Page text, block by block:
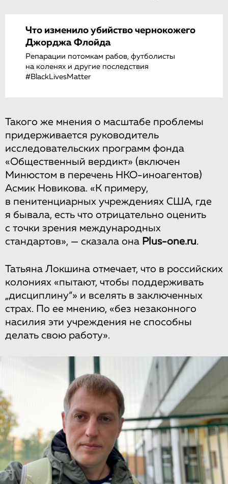
Что изменило убийство чернокожего
Джорджа Флойда
Репарации потомкам рабов, футболисты
на коленях и другие последствия
#BlackLivesMatter
Такого же мнения о масштабе проблемы
придерживается руководитель
исследовательских программ фонда
«Общественный вердикт» (включен
Минюстом в перечень НКО-иноагентов)
Асмик Новикова. «К примеру,
в пенитенциарных учреждениях США, где
я бывала, есть что отрицательно оценить
с точки зрения международных
стандартов», — сказала она Plus-one.ru.
Татьяна Локшина отмечает, что в российских
колониях «пытают, чтобы поддерживать
„дисциплину“» и вселять в заключенных
страх. По ее мнению, «без незаконного
насилия эти учреждения не способны
делать свою работу».